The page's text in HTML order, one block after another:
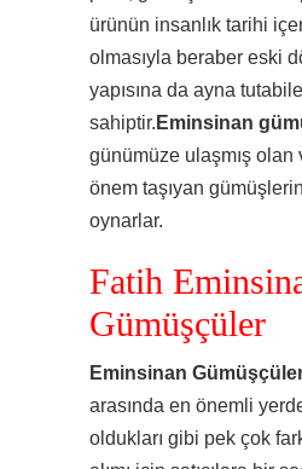
ürünün insanlık tarihi
olmasıyla beraber eski
yapısına da ayna
sahiptir. Eminsinan
günümüze ulaşmış olan
önem taşıyan gümüşlerin
oynarlar.
Fatih
Gümüşçüler
Eminsinan
arasında en önemli
oldukları gibi pek çok